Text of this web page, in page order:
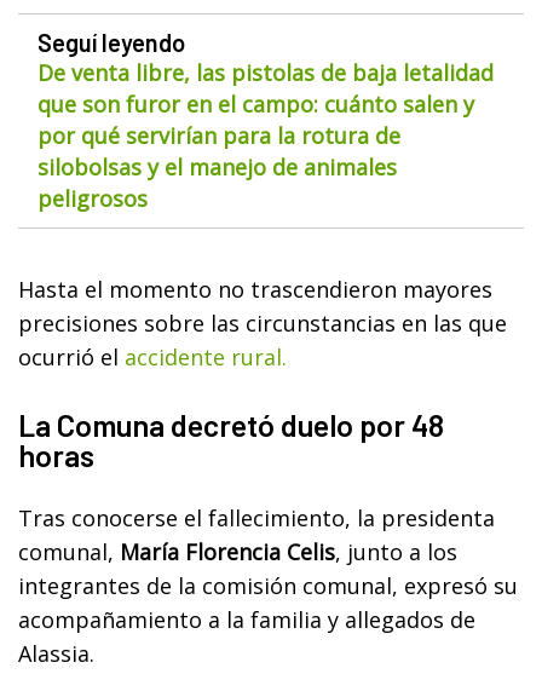
Seguí leyendo
De venta libre, las pistolas de baja letalidad
que son furor en el campo: cuánto salen y
por qué servirían para la rotura de
silobolsas y el manejo de animales
peligrosos
Hasta el momento no trascendieron mayores
precisiones sobre las circunstancias en las que
ocurrió el accidente rural.
La Comuna decretó duelo por 48
horas
Tras conocerse el fallecimiento, la presidenta
comunal, María Florencia Celis, junto a los
integrantes de la comisión comunal, expresó su
acompañamiento a la familia y allegados de
Alassia.